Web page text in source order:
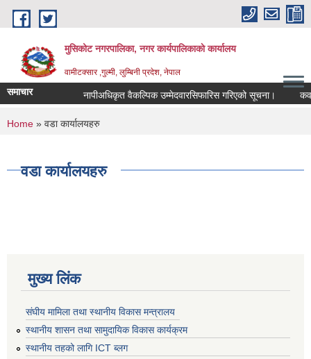
Skip to main content
मुसिकोट नगरपालिका, नगर कार्यपालिकाकाे कार्यालय
वामीटक्सार ,गुल्मी, लुम्बिनी प्रदेश, नेपाल
समाचार नापीअधिकृत वैकल्पिक उम्मेदवारसिफारिस गरिएको सूचना।
You are here
Home » वडा कार्यालयहरु
वडा कार्यालयहरु
मुख्य लिंक
संघीय मामिला तथा स्थानीय विकास मन्त्रालय
स्थानीय शासन तथा सामुदायिक विकास कार्यक्रम
स्थानीय तहको लागि ICT ब्लग